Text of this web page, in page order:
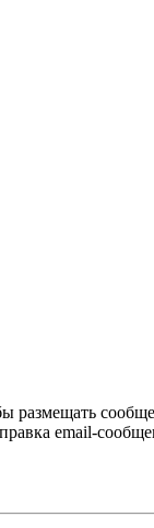
размещать
email-